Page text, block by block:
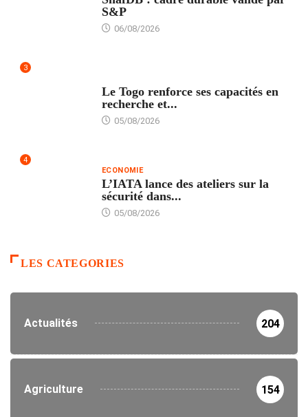
S&P
06/08/2026
3
Le Togo renforce ses capacités en
recherche et...
05/08/2026
4
ECONOMIE
L’IATA lance des ateliers sur la
sécurité dans...
05/08/2026
LES CATEGORIES
Actualités 204
Agriculture 154